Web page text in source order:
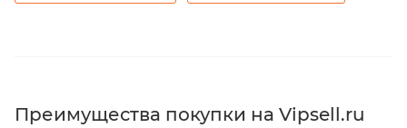
Преимущества покупки на Vipsell.ru